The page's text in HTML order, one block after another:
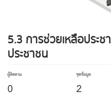
5.3 การช่วยเหลือประ
ประชาชน
ผู้ติดตาม
0
ชุดข้อมูล
2